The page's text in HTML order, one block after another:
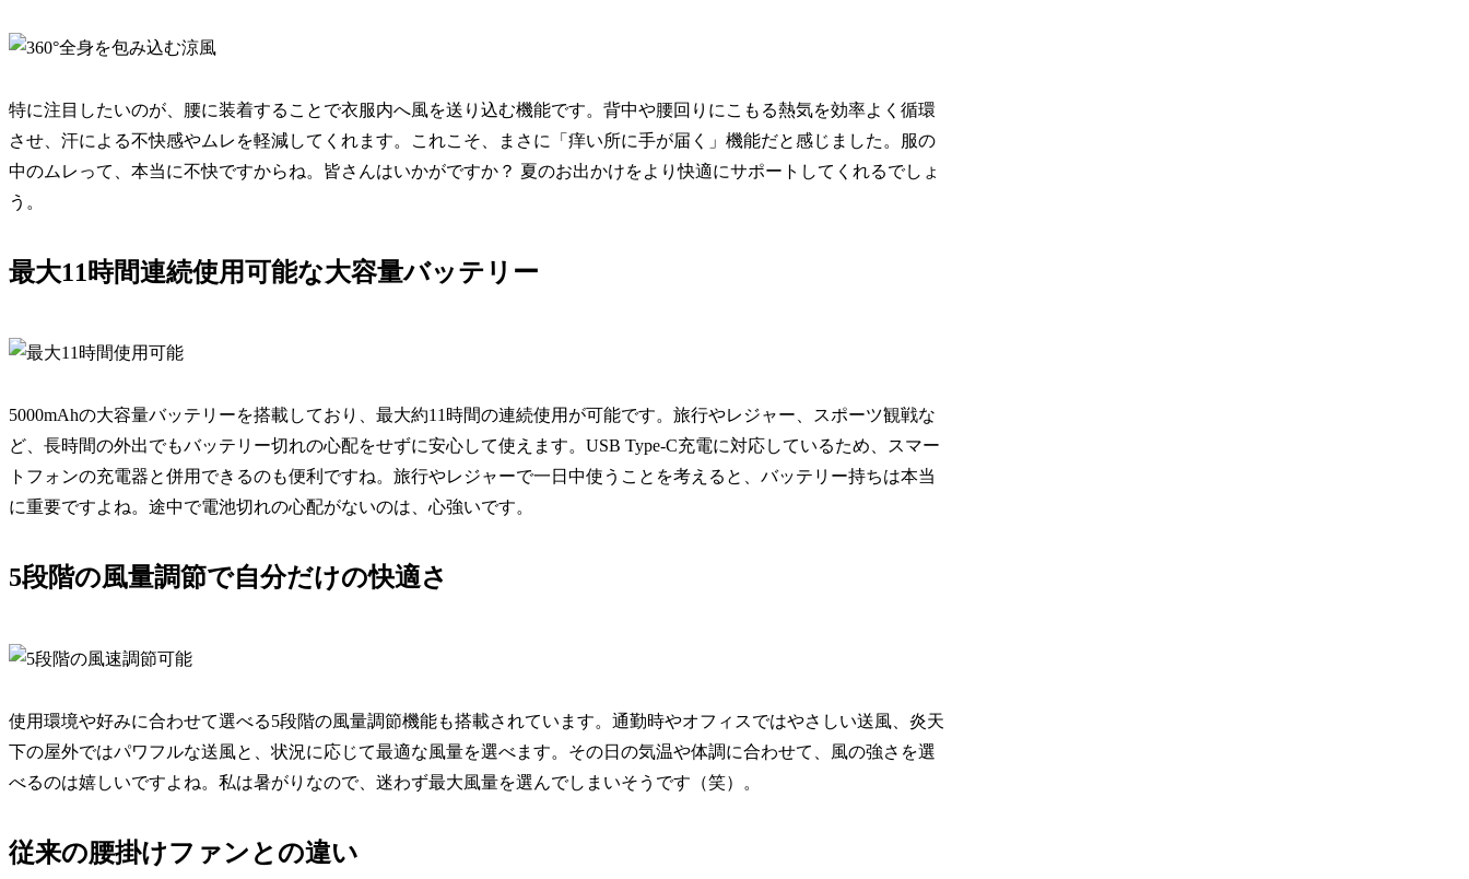
特に注目したいのが、腰に装着することで衣服内へ風を送り込む機能です。背中や腰回りにこもる熱気を効率よく循環
させ、汗による不快感やムレを軽減してくれます。これこそ、まさに「痒い所に手が届く」機能だと感じました。服の
中のムレって、本当に不快ですからね。皆さんはいかがですか？ 夏のお出かけをより快適にサポートしてくれるでしょ
う。
最大11時間連続使用可能な大容量バッテリー
5000mAhの大容量バッテリーを搭載しており、最大約11時間の連続使用が可能です。旅行やレジャー、スポーツ観戦な
ど、長時間の外出でもバッテリー切れの心配をせずに安心して使えます。USB Type-C充電に対応しているため、スマー
トフォンの充電器と併用できるのも便利ですね。旅行やレジャーで一日中使うことを考えると、バッテリー持ちは本当
に重要ですよね。途中で電池切れの心配がないのは、心強いです。
5段階の風量調節で自分だけの快適さ
使用環境や好みに合わせて選べる5段階の風量調節機能も搭載されています。通勤時やオフィスではやさしい送風、炎天
下の屋外ではパワフルな送風と、状況に応じて最適な風量を選べます。その日の気温や体調に合わせて、風の強さを選
べるのは嬉しいですよね。私は暑がりなので、迷わず最大風量を選んでしまいそうです（笑）。
従来の腰掛けファンとの違い